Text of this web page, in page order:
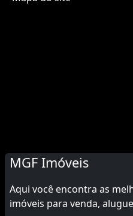
MGF Imóveis
Aqui você encontra as
imóveis para venda,